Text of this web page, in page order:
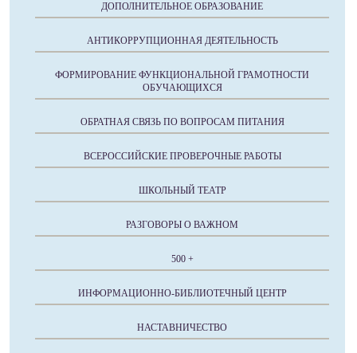
ДОПОЛНИТЕЛЬНОЕ ОБРАЗОВАНИЕ
АНТИКОРРУПЦИОННАЯ ДЕЯТЕЛЬНОСТЬ
ФОРМИРОВАНИЕ ФУНКЦИОНАЛЬНОЙ ГРАМОТНОСТИ
ОБУЧАЮЩИХСЯ
ОБРАТНАЯ СВЯЗЬ ПО ВОПРОСАМ ПИТАНИЯ
ВСЕРОССИЙСКИЕ ПРОВЕРОЧНЫЕ РАБОТЫ
ШКОЛЬНЫЙ ТЕАТР
РАЗГОВОРЫ О ВАЖНОМ
500 +
ИНФОРМАЦИОННО-БИБЛИОТЕЧНЫЙ ЦЕНТР
НАСТАВНИЧЕСТВО